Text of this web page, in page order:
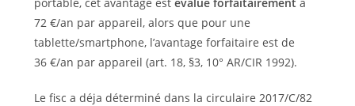
72 €/an par appareil, alors que pour une
tablette/smartphone, l’avantage forfaitaire est de
36 €/an par appareil (art. 18, §3, 10° AR/CIR 1992).
Le fisc a déja déterminé dans la circulaire 2017/C/82